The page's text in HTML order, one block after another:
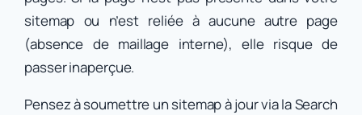
sitemap ou n’est reliée à aucune autre page
(absence de maillage interne), elle risque de
passer inaperçue.
Pensez à soumettre un sitemap à jour via la Search